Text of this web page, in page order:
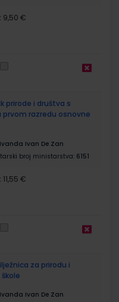
9,50 €
prirode i društva s
razredu osnovne
Ivan De Zan
broj ministarstva: 6151
11,55 €
za prirodu i
Ivan De Zan